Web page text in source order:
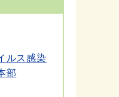
ルス感染
部